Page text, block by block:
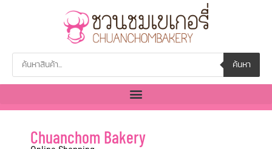
ค้นหา
Chuanchom Bakery